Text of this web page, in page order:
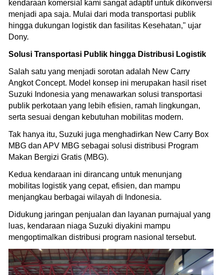
kendaraan komersial kami sangat adaptif untuk dikonversi
menjadi apa saja. Mulai dari moda transportasi publik
hingga dukungan logistik dan fasilitas Kesehatan," ujar
Dony.
Solusi Transportasi Publik hingga Distribusi Logistik
Salah satu yang menjadi sorotan adalah New Carry
Angkot Concept. Model konsep ini merupakan hasil riset
Suzuki Indonesia yang menawarkan solusi transportasi
publik perkotaan yang lebih efisien, ramah lingkungan,
serta sesuai dengan kebutuhan mobilitas modern.
Tak hanya itu, Suzuki juga menghadirkan New Carry Box
MBG dan APV MBG sebagai solusi distribusi Program
Makan Bergizi Gratis (MBG).
Kedua kendaraan ini dirancang untuk menunjang
mobilitas logistik yang cepat, efisien, dan mampu
menjangkau berbagai wilayah di Indonesia.
Didukung jaringan penjualan dan layanan purnajual yang
luas, kendaraan niaga Suzuki diyakini mampu
mengoptimalkan distribusi program nasional tersebut.